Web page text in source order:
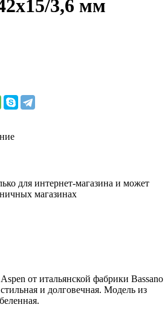
3,6 мм
для интернет-магазина и может
магазинах
от итальянской фабрики Bassano
и долговечная. Модель из